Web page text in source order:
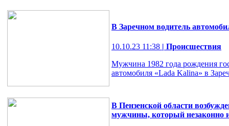
В Заречном водитель
10.10.23 11:38 | Происшествия
Мужчина 1982 года рождения
автомобиля «Lada Kalina» в
В Пензенской области
мужчины, который незаконно